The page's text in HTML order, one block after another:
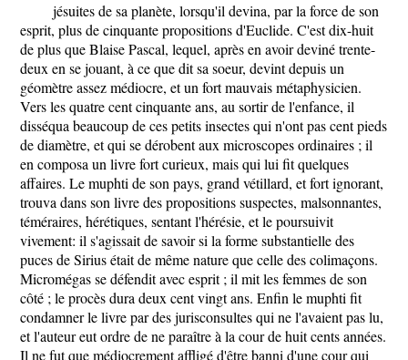
jésuites de sa planète, lorsqu'il devina, par la force de son
esprit, plus de cinquante propositions d'Euclide. C'est dix-huit
de plus que Blaise Pascal, lequel, après en avoir deviné trente-
deux en se jouant, à ce que dit sa soeur, devint depuis un
géomètre assez médiocre, et un fort mauvais métaphysicien.
Vers les quatre cent cinquante ans, au sortir de l'enfance, il
disséqua beaucoup de ces petits insectes qui n'ont pas cent pieds
de diamètre, et qui se dérobent aux microscopes ordinaires ; il
en composa un livre fort curieux, mais qui lui fit quelques
affaires. Le muphti de son pays, grand vétillard, et fort ignorant,
trouva dans son livre des propositions suspectes, malsonnantes,
téméraires, hérétiques, sentant l'hérésie, et le poursuivit
vivement: il s'agissait de savoir si la forme substantielle des
puces de Sirius était de même nature que celle des colimaçons.
Micromégas se défendit avec esprit ; il mit les femmes de son
côté ; le procès dura deux cent vingt ans. Enfin le muphti fit
condamner le livre par des jurisconsultes qui ne l'avaient pas lu,
et l'auteur eut ordre de ne paraître à la cour de huit cents années.
Il ne fut que médiocrement affligé d'être banni d'une cour qui